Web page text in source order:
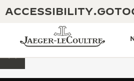
Inviaci un'e-mail
TORNA ALL'INIZIO DELLA